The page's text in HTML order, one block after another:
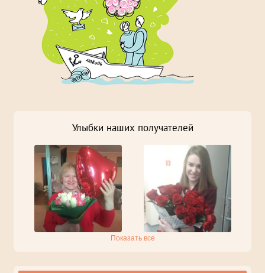
Улыбки наших получателей
Показать все